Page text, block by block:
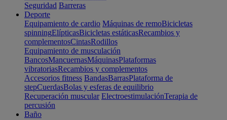
Seguridad Barreras
Deporte
Equipamiento de cardio Máquinas de remoBicicletas
spinningElípticasBicicletas estáticasRecambios y
complementosCintasRodillos
Equipamiento de musculación
BancosMancuernasMáquinasPlataformas
vibratoriasRecambios y complementos
Accesorios fitness BandasBarrasPlataforma de
stepCuerdasBolas y esferas de equilibrio
Recuperación muscular ElectroestimulaciónTerapia de
percusión
Baño